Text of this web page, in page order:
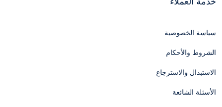
سياسة الخصوصية
الشروط والأحكام
الاستبدال والاسترجاع
الأسئلة الشائعة